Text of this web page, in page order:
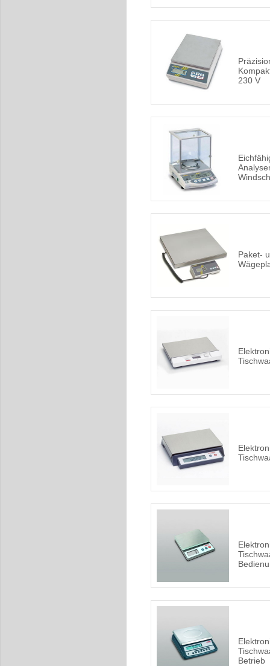
230 V
Paket-
Betrieb